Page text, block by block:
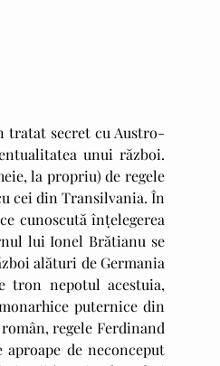
unui război.
la propriu) de regele
cei din Transilvania. În
cunoscută înțelegerea
lui Ionel Brătianu se
alături de Germania
tron nepotul acestuia,
puternice din
regele Ferdinand
de neconceput